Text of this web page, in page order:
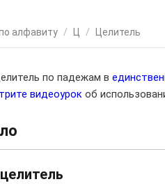
алфавиту / / Целитель
по падежам в
видеоурок об
целитель